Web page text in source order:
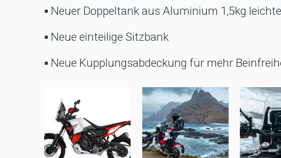
▪ Neuer Doppeltank aus Aluminium 1,5kg
▪ Neue einteilige Sitzbank
▪ Neue Kupplungsabdeckung für mehr